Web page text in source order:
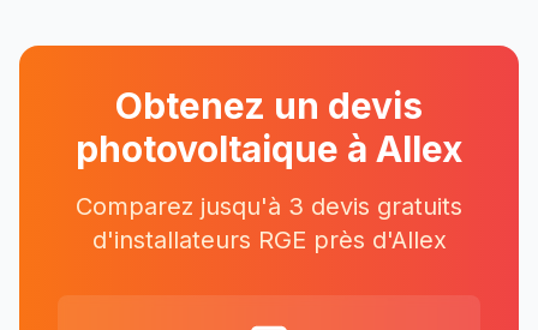
Obtenez un devis
photovoltaique à Allex
Comparez jusqu'à 3 devis gratuits
d'installateurs RGE près d'Allex